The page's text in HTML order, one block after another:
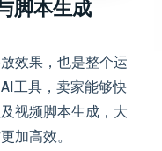
脚本生成
效果，也是整个运
工具，卖家能够快
视频脚本生成，大
加高效。